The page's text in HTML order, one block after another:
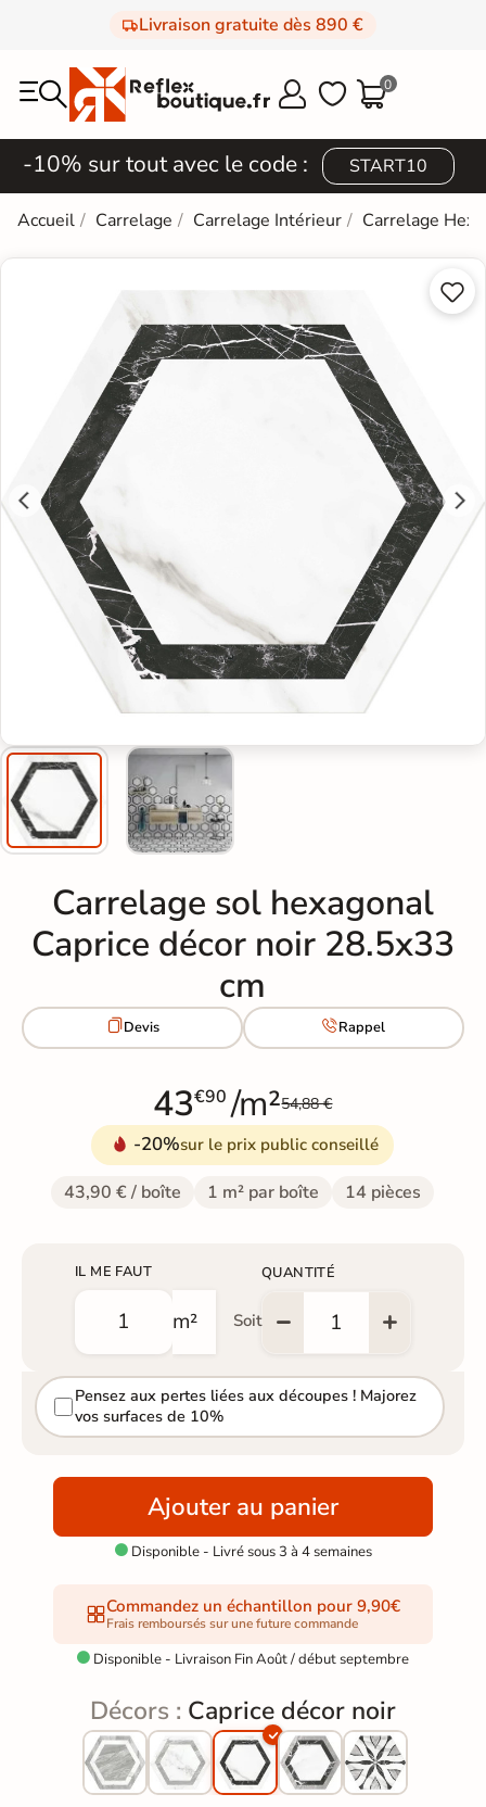
Livraison gratuite dès 890 €
  0
-10% sur tout avec le code : START10
Accueil Carrelage Carrelage Intérieur Carrelage


Carrelage sol hexagonal
Caprice décor noir 28.5x33
cm
Devis Rappel
43€90 /m²54,88 €
-20%sur le prix public conseillé
43,90 € / boîte 1 m² par boîte 14 pièces
IL ME FAUT
m² Soit
QUANTITÉ
Pensez aux pertes liées aux découpes ! Majorez
vos surfaces de 10%
Ajouter au panier
Disponible - Livré sous 3 à 4 semaines
Commandez un échantillon pour 9,90€
Frais remboursés sur une future commande
 Disponible - Livraison Fin Août / début septembre
Décors : Caprice décor noir